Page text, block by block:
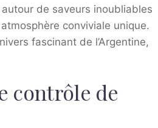
de saveurs inoubliables
conviviale unique.
fascinant de l’Argentine,
contrôle de